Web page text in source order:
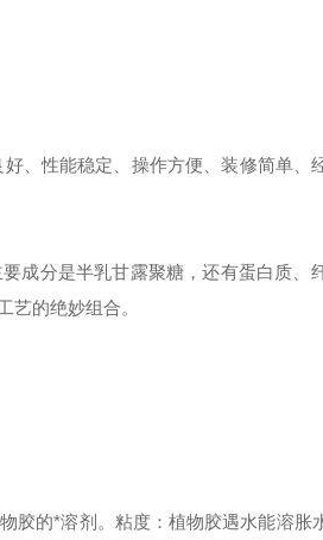
、性能稳定、操作方便、装修简单、
成分是半乳甘露聚糖，还有蛋白质、
艺的绝妙组合。
胶的*溶剂。粘度：植物胶遇水能溶胀